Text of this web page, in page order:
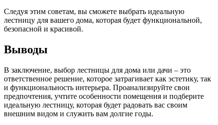
Следуя этим советам, вы сможете выбрать идеальную
лестницу для вашего дома, которая будет функциональной,
безопасной и красивой.
Выводы
В заключение, выбор лестницы для дома или дачи – это
ответственное решение, которое затрагивает как эстетику, так
и функциональность интерьера. Проанализируйте свои
предпочтения, учтите особенности помещения и подберите
идеальную лестницу, которая будет радовать вас своим
внешним видом и служить вам долгие годы.